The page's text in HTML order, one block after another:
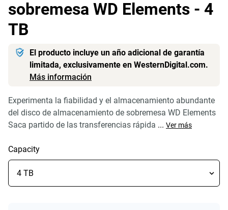
sobremesa WD Elements - 4
TB
El producto incluye un año adicional de garantía
limitada, exclusivamente en WesternDigital.com.
Más información
Experimenta la fiabilidad y el almacenamiento abundante
del disco de almacenamiento de sobremesa WD Elements
Saca partido de las transferencias rápida ... Ver más
Capacity